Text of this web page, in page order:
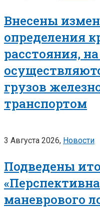
Внесены
определения
расстояния,
грузов
транспортом
3 Августа 2026, Новости
Подведены
маневрового